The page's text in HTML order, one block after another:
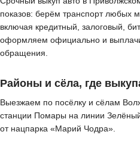
показов: берём транспорт любых
включая кредитный, залоговый,
оформляем официально и
обращения.
Районы и сёла, где
Выезжаем по посёлку и сёлам
станции Помары на линии
от нацпарка «Марий Чодра».